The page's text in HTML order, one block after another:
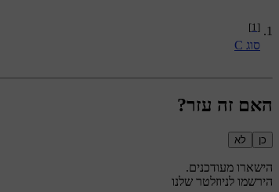
[1]
סוג C
האם זה עזר?
כן לא